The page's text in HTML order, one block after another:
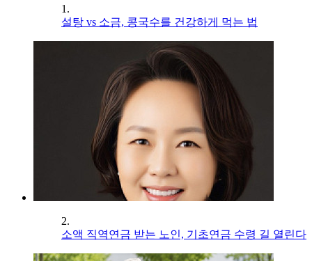
1.
설탕 vs 소금, 콩국수를 건강하게 먹는 법
2.
소액 직역연금 받는 노인, 기초연금 수령 길 열린다